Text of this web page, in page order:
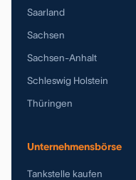
Saarland
Sachsen
Sachsen-Anhalt
Schleswig Holstein
Thüringen
Unternehmensbörse
Tankstelle kaufen